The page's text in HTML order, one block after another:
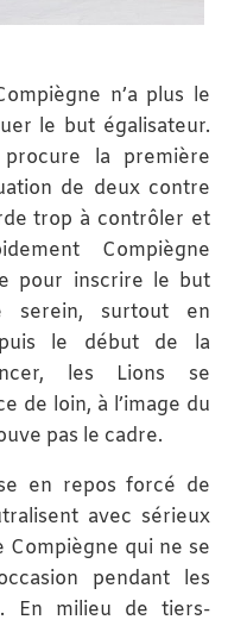
n’a plus le
le but égalisateur.
la première
de deux contre
trop à contrôler et
Compiègne
pour inscrire le but
serein, surtout en
le début de la
les Lions se
de loin, à l’image du
pas le cadre.
en repos forcé de
avec sérieux
Compiègne qui ne se
pendant les
En milieu de tiers-